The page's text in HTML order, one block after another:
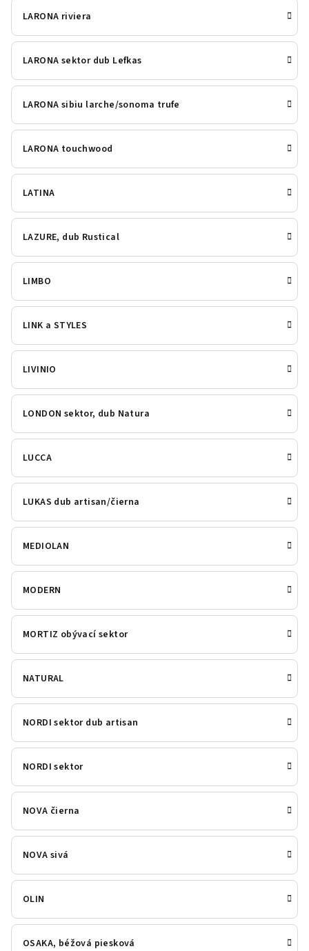
LARONA riviera
LARONA sektor dub Lefkas
LARONA sibiu larche/sonoma trufe
LARONA touchwood
LATINA
LAZURE, dub Rustical
LIMBO
LINK a STYLES
LIVINIO
LONDON sektor, dub Natura
LUCCA
LUKAS dub artisan/čierna
MEDIOLAN
MODERN
MORTIZ obývací sektor
NATURAL
NORDI sektor dub artisan
NORDI sektor
NOVA čierna
NOVA sivá
OLIN
OSAKA, béžová piesková